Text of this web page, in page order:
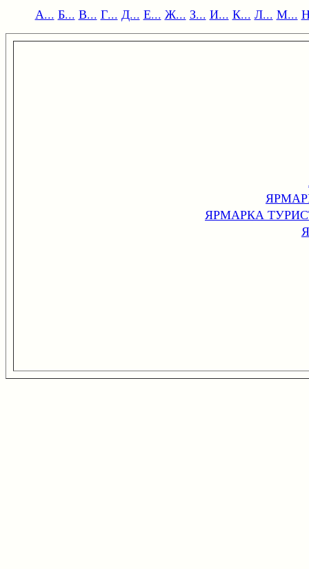
А... Б... В... Г... Д... Е... Ж... З... И... К... Л... М...
ЯРМАРКА